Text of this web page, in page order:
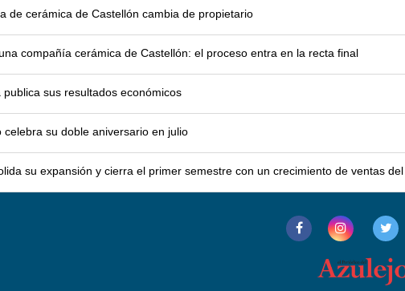
de cerámica de Castellón cambia de propietario
compañía cerámica de Castellón: el proceso entra en la recta final
publica sus resultados económicos
celebra su doble aniversario en julio
su expansión y cierra el primer semestre con un crecimiento de ventas